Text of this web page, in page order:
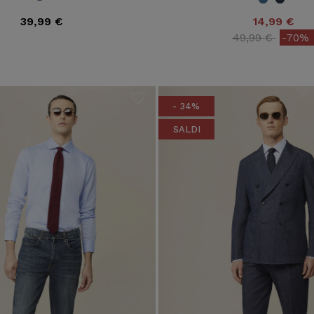
39,99 €
14,99 €
Price reduced
49,99 €to-70%
- 34%
SALDI